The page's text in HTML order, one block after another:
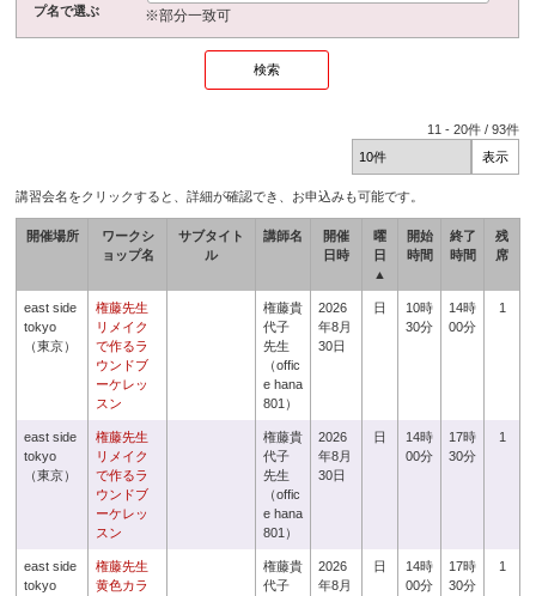
プ名で選ぶ
※部分一致可
11 -20件 /93件
講習会名をクリックすると、詳細が確認でき、お申込みも可能です。
開催場所
ワークシ
ョップ名
サブタイト
ル
講師名
開催
日時
曜
日
▲
開始
時間
終了
時間
残
席
east side
tokyo
（東京）
権藤先生
リメイク
で作るラ
ウンドブ
ーケレッ
スン
権藤貴
代子
先生
（offic
e hana
801）
2026
年8月
30日
日
10時
30分
14時
00分
1
east side
tokyo
（東京）
権藤先生
リメイク
で作るラ
ウンドブ
ーケレッ
スン
権藤貴
代子
先生
（offic
e hana
801）
2026
年8月
30日
日
14時
00分
17時
30分
1
east side
tokyo
権藤先生
黄色カラ
権藤貴
代子
2026
年8月
日
14時
00分
17時
30分
1